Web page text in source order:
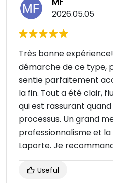
2026.05.05
Très bonne
démarche de ce type,
sentie parfaitement
la fin. Tout a été clair,
qui est rassurant
processus. Un grand
professionnalisme et
Laporte. Je
Useful